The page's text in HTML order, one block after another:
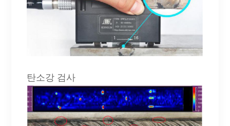
탄소강 검사